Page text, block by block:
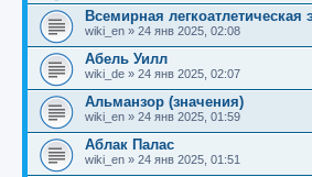
Всемирная легкоатлетическая
wiki_en » 24 янв 2025, 02:08
Абель Уилл
wiki_de » 24 янв 2025, 02:07
Альманзор (значения)
wiki_en » 24 янв 2025, 01:59
Аблак Палас
wiki_en » 24 янв 2025, 01:51